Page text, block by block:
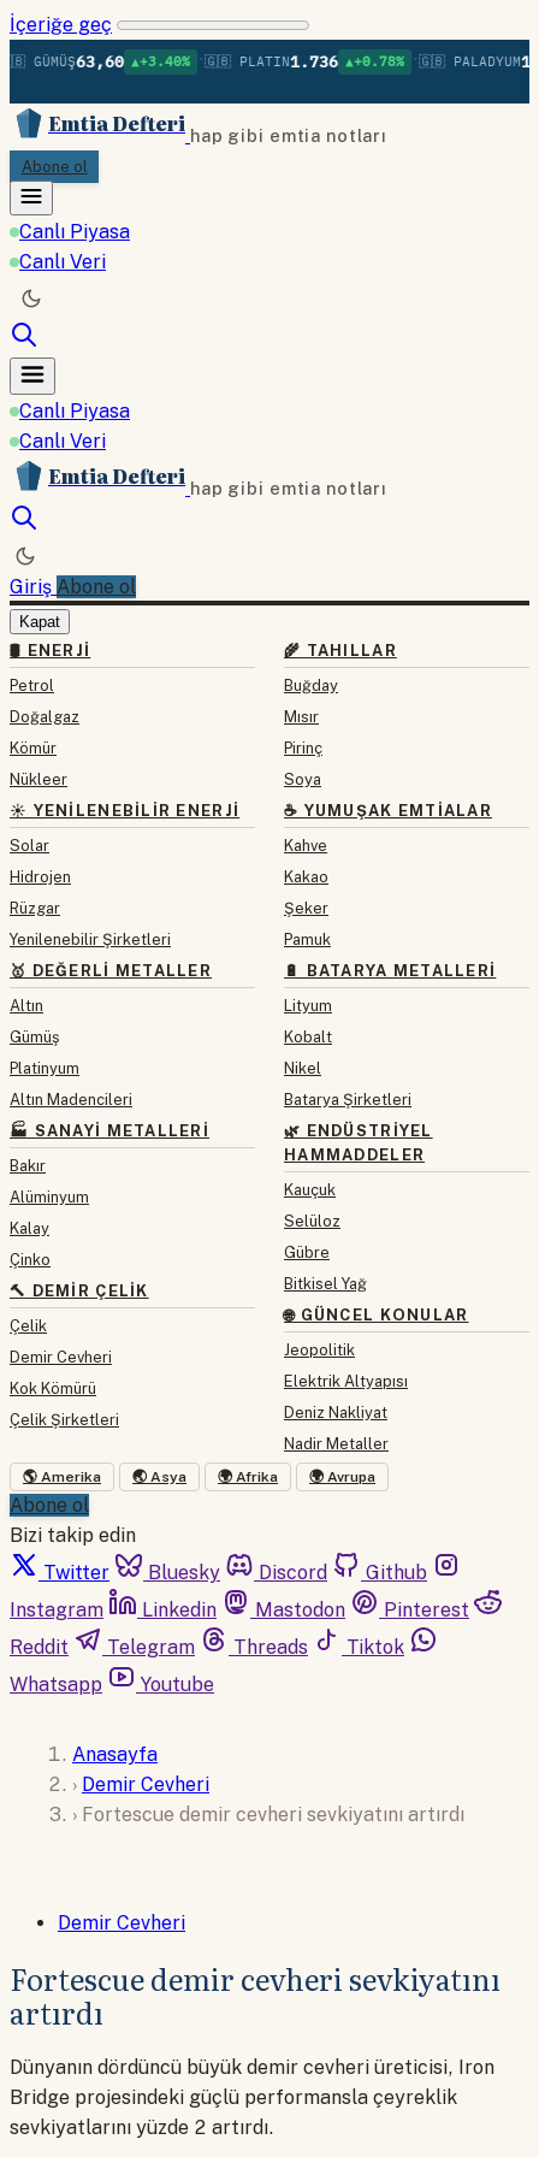
İçeriğe geç
GÜMÜŞ63,60 ▲+3.40% •🇬🇧 PLATIN1.736 ▲+0.78% •🇬🇧 PALADYUM
Emtia Defteri hap gibi emtia notları
Abone ol
Canlı Piyasa
Canlı Veri
Canlı Piyasa
Canlı Veri
Emtia Defteri hap gibi emtia notları
Giriş Abone ol
Kapat
🛢 ENERJI
Petrol
Doğalgaz
Kömür
Nükleer
☀️ YENILENEBILIR ENERJI
Solar
Hidrojen
Rüzgar
Yenilenebilir Şirketleri
🥇 DEĞERLI METALLER
Altın
Gümüş
Platinyum
Altın Madencileri
🏭 SANAYI METALLERI
Bakır
Alüminyum
Kalay
Çinko
🔨 DEMIR ÇELIK
Çelik
Demir Cevheri
Kok Kömürü
Çelik Şirketleri
🌾 TAHILLAR
Buğday
Mısır
Pirinç
Soya
☕ YUMUŞAK EMTIALAR
Kahve
Kakao
Şeker
Pamuk
🔋 BATARYA METALLERI
Lityum
Kobalt
Nikel
Batarya Şirketleri
🌿 ENDÜSTRIYEL
HAMMADDELER
Kauçuk
Selüloz
Gübre
Bitkisel Yağ
🌐 GÜNCEL KONULAR
Jeopolitik
Elektrik Altyapısı
Deniz Nakliyat
Nadir Metaller
🌎 Amerika 🌏 Asya 🌍 Afrika 🌍 Avrupa
Abone ol
Bizi takip edin
Twitter
Bluesky Discord
Github
Instagram
Linkedin Mastodon
Pinterest
Reddit
Telegram Threads
Tiktok
Whatsapp
Youtube
Anasayfa
› Demir Cevheri
› Fortescue demir cevheri sevkiyatını artırdı
Demir Cevheri
Fortescue demir cevheri sevkiyatını
artırdı
Dünyanın dördüncü büyük demir cevheri üreticisi, Iron
Bridge projesindeki güçlü performansla çeyreklik
sevkiyatlarını yüzde 2 artırdı.